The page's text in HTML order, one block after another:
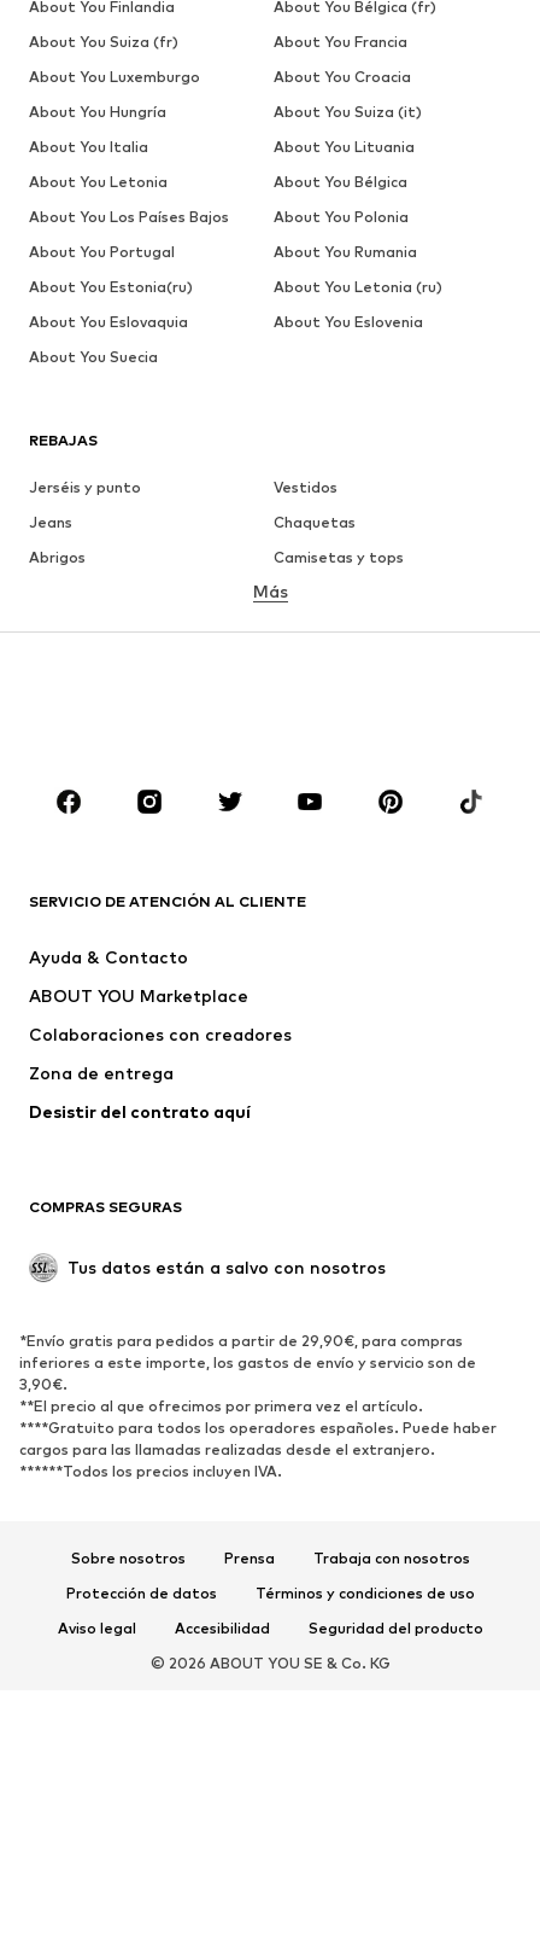
REBAJAS
Jerséis y punto
Vestidos
Jeans
Chaquetas
Abrigos
Camisetas y tops
Ropa interior
Faldas
Blusas y camisas
Zapatos
Deporte
Vestidos
Camisetas y tops
Chaquetas
Jerséis y punto
Ropa interior
Abrigos
Tallas grandes
Reciclado
ZAPATOS
Nuevo
Zapatillas de deporte
Botines
Zapatos de tacón y plataforma Botas
Zapatillas de casa
Exclusivo
Más
SERVICIO DE ATENCIÓN AL CLIENTE
Ayuda & Contacto
ABOUT YOU Marketplace
Colaboraciones con creadores
Zona de entrega
Desistir del contrato aquí
COMPRAS SEGURAS
Tus datos están a salvo con nosotros
*Envío gratis para pedidos a partir de 29,90€, para compras
inferiores a este importe, los gastos de envío y servicio son de
3,90€.
**El precio al que ofrecimos por primera vez el artículo.
****Gratuito para todos los operadores españoles. Puede haber
cargos para las llamadas realizadas desde el extranjero.
******Todos los precios incluyen IVA.
Sobre nosotros Prensa
Trabaja con nosotros
Protección de datos
Términos y condiciones de uso
Aviso legal
Accesibilidad
Seguridad del producto
© 2026 ABOUT YOU SE & Co. KG
About You Finlandia
About You Bélgica (fr)
About You Suiza (fr)
About You Francia
About You Luxemburgo
About You Croacia
About You Hungría
About You Suiza (it)
About You Italia
About You Lituania
About You Letonia
About You Bélgica
About You Los Países Bajos
About You Polonia
About You Portugal
About You Rumania
About You Estonia(ru)
About You Letonia (ru)
About You Eslovaquia
About You Eslovenia
About You Suecia